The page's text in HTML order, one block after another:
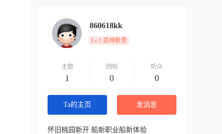
860618kk
Lv.1 武林新贵
主题
1
回帖
0
听众
0
Ta的主页 发消息
怀旧桃园新开 船新职业船新体验